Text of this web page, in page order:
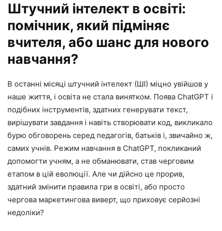
Штучний інтелект в освіті:
помічник, який підміняє
вчителя, або шанс для нового
навчання?
В останні місяці штучний інтелект (ШІ) міцно увійшов у
наше життя, і освіта не стала винятком. Поява ChatGPT і
подібних інструментів, здатних генерувати текст,
вирішувати завдання і навіть створювати код, викликало
бурю обговорень серед педагогів, батьків і, звичайно ж,
самих учнів. Режим навчання в ChatGPT, покликаний
допомогти учням, а не обманювати, став черговим
етапом в цій еволюції. Але чи дійсно це прорив,
здатний змінити правила гри в освіті, або просто
чергова маркетингова виверт, що приховує серйозні
недоліки?